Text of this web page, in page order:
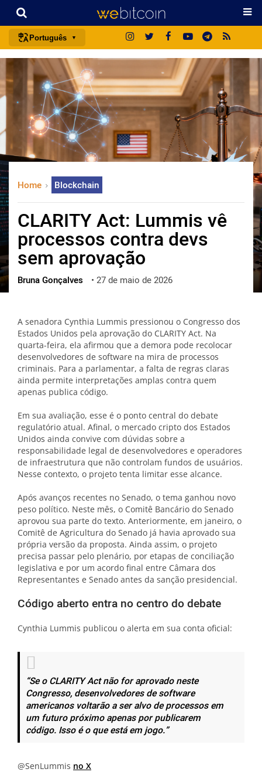
Português
português (BR)
english
español
français
italiano
中文
한국어
العربية
ქართული
Home Blockchain
CLARITY Act: Lummis vê
processos contra devs
sem aprovação
Bruna Gonçalves • 27 de maio de 2026
A senadora Cynthia Lummis pressionou o Congresso dos
Estados Unidos pela aprovação do CLARITY Act. Na
quarta-feira, ela afirmou que a demora pode recolocar
desenvolvedores de software na mira de processos
criminais. Para a parlamentar, a falta de regras claras
ainda permite interpretações amplas contra quem
apenas publica código.
Em sua avaliação, esse é o ponto central do debate
regulatório atual. Afinal, o mercado cripto dos Estados
Unidos ainda convive com dúvidas sobre a
responsabilidade legal de desenvolvedores e operadores
de infraestrutura que não controlam fundos de usuários.
Nesse contexto, o projeto tenta limitar esse alcance.
Após avanços recentes no Senado, o tema ganhou novo
peso político. Neste mês, o Comitê Bancário do Senado
aprovou sua parte do texto. Anteriormente, em janeiro, o
Comitê de Agricultura do Senado já havia aprovado sua
própria versão da proposta. Ainda assim, o projeto
precisa passar pelo plenário, por etapas de conciliação
legislativa e por um acordo final entre Câmara dos
Representantes e Senado antes da sanção presidencial.
Código aberto entra no centro do debate
Cynthia Lummis publicou o alerta em sua conta oficial:
“Se o CLARITY Act não for aprovado neste
Congresso, desenvolvedores de software
americanos voltarão a ser alvo de processos em
um futuro próximo apenas por publicarem
código. Isso é o que está em jogo.”
@SenLummis no X